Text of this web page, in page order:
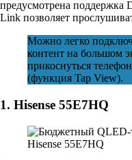
предусмотрена поддержка
Link позволяет
Можно легко
контент на большом
прикоснуться
(функция Tap View).
1. Hisense 55E7HQ
Hisense 55E7HQ